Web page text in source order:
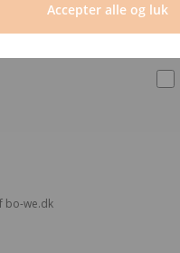
bo-we.dk
Accepter alle og luk